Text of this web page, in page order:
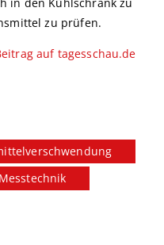
in den Kühlschrank zu
zu prüfen.
auf tagesschau.de